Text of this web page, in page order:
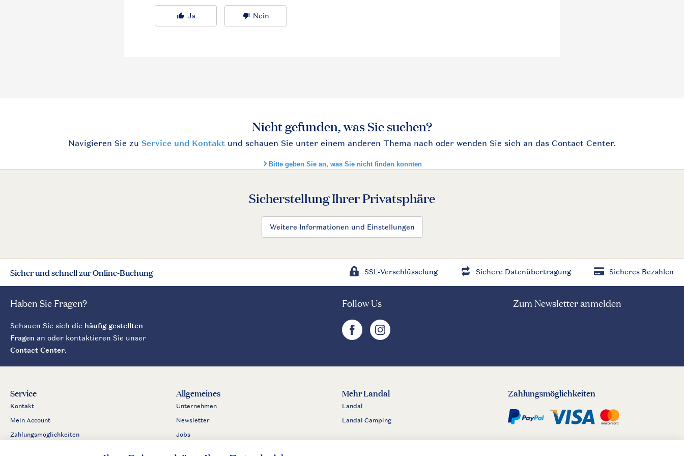
Sicherstellung Ihrer Privatsphäre
Weitere Informationen und Einstellungen
Sicher und schnell zur Online-Buchung SSL-Verschlüsselung Sichere Datenübertragung Sicheres Bezahlen
Haben Sie Fragen?
Schauen Sie sich die häufig gestellten
Fragen an oder kontaktieren Sie unser
Contact Center.
Follow Us
facebookinstagram
Zum Newsletter anmelden
Service
Kontakt
Mein Account
Zahlungsmöglichkeiten
Allgemeines
Unternehmen
Newsletter
Jobs
Mehr Landal
Landal
Landal Camping
Zahlungsmöglichkeiten